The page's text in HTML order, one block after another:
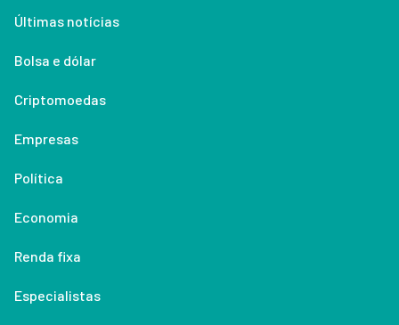
Últimas notícias
Bolsa e dólar
Criptomoedas
Empresas
Política
Economia
Renda fixa
Especialistas